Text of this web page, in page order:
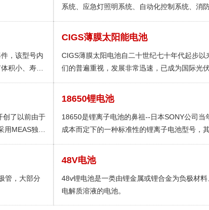
系统、应急灯照明系统、自动化控制系统、消防
仪表、医疗系统设备、电动车、电动工具等。
，该型号内
积小、寿命
换、逻辑电
、线性放大
CIGS薄膜太阳能电池
CIGS薄膜太阳电池自二十世纪七十年代起步以
们的普遍重视，发展非常迅速，已成为国际光伏
电池为主，当太阳能照到半导体的PN结上，形
极流向P区域，分别形成在N区过剩的电子和P区
的积累，建立一P区为正N区为负的光生电动势
压），接入负载后形成光生电流，这就是太阳
原理。
创了以前由于
MEAS独有
18650锂电池
18650是锂离子电池的鼻祖--日本SONY公司当
成本而定下的一种标准性的锂离子电池型号，
常见的18650电池分为锂离子电池、磷酸铁锂电
常为1200mAh-3000mAh，常见容量为
2600mAh。
管，大部分
48V电池
48v锂电池是一类由锂金属或锂合金为负极材
电解质溶液的电池。